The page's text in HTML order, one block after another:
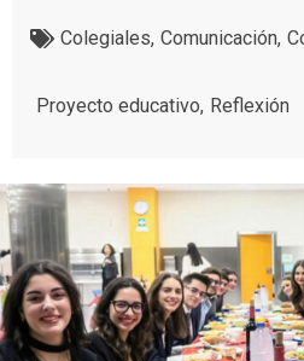
Colegiales, Comunicación,
Proyecto educativo, Reflexión